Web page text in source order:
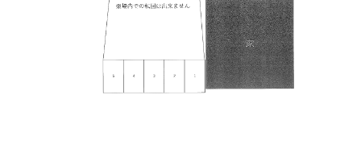
ご契約中の駐車場ページのボタン